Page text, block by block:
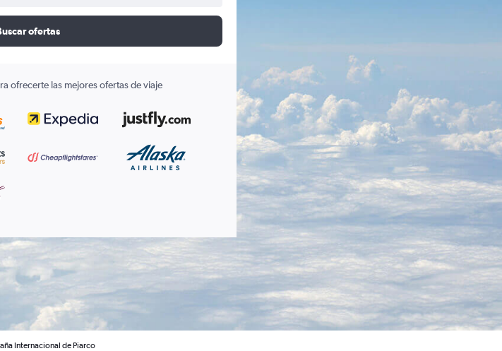
ofertas
ofrecerte las mejores ofertas de viaje
Internacional de Piarco